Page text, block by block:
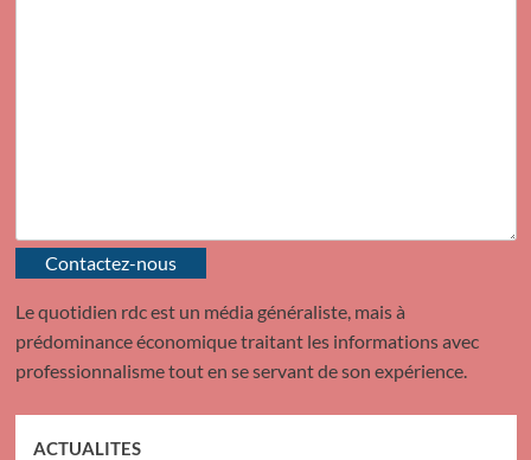
Contactez-nous
Le quotidien rdc est un média généraliste, mais à
prédominance économique traitant les informations avec
professionnalisme tout en se servant de son expérience.
ACTUALITES